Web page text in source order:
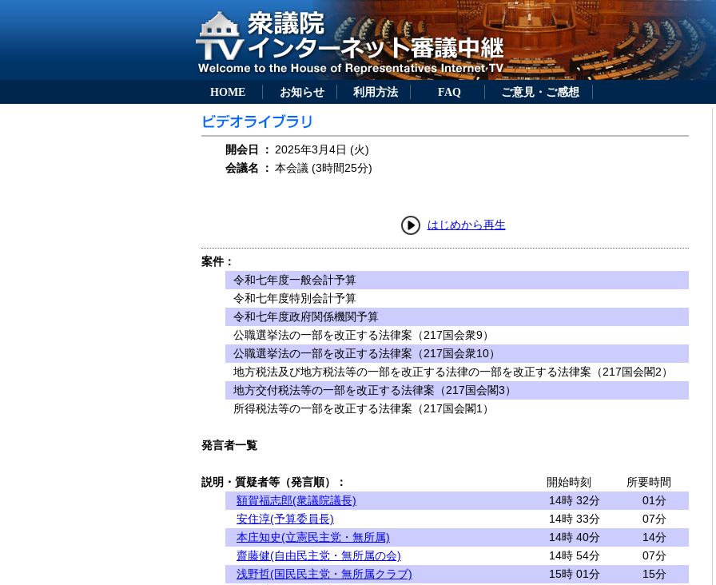
HOME お知らせ 利用方法 FAQ ご意見・ご感想
開会日 ： 2025年3月4日 (火)
会議名
： 本会議 (3時間25分)
はじめから再生
案件：
令和七年度一般会計予算
令和七年度特別会計予算
令和七年度政府関係機関予算
公職選挙法の一部を改正する法律案（217国会衆9）
公職選挙法の一部を改正する法律案（217国会衆10）
地方税法及び地方税法等の一部を改正する法律の一部を改正する法律案（217国会閣2）
地方交付税法等の一部を改正する法律案（217国会閣3）
所得税法等の一部を改正する法律案（217国会閣1）
発言者一覧
説明・質疑者等（発言順）： 開始時刻
所要時間
額賀福志郎(衆議院議長)
14時 32分
01分
安住淳(予算委員長)
14時 33分
07分
本庄知史(立憲民主党・無所属)
14時 40分
14分
齋藤健(自由民主党・無所属の会)
14時 54分
07分
浅野哲(国民民主党・無所属クラブ)
15時 01分
15分